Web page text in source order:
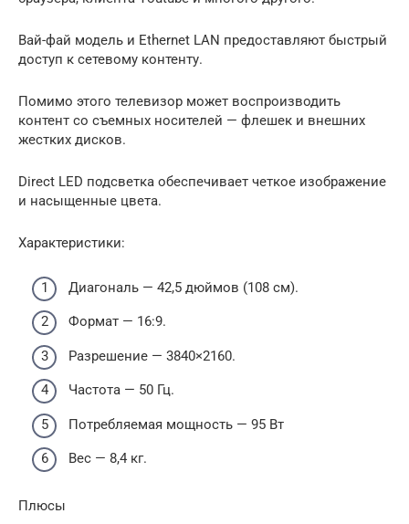
Вай-фай модель и Ethernet LAN предоставляют быстрый
доступ к сетевому контенту.
Помимо этого телевизор может воспроизводить
контент со съемных носителей — флешек и внешних
жестких дисков.
Direct LED подсветка обеспечивает четкое изображение
и насыщенные цвета.
Характеристики:
Диагональ — 42,5 дюймов (108 см).
Формат — 16:9.
Разрешение — 3840×2160.
Частота — 50 Гц.
Потребляемая мощность — 95 Вт
Вес — 8,4 кг.
Плюсы